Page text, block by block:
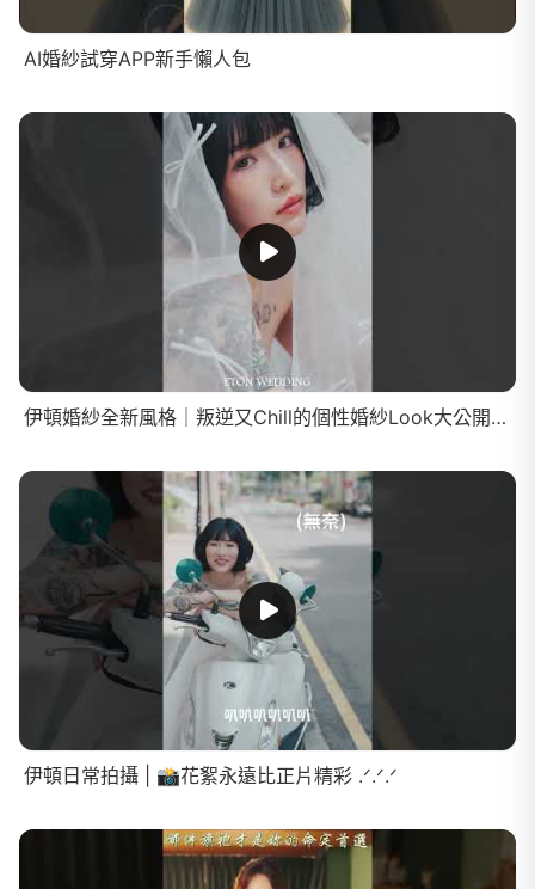
AI婚紗試穿APP新手懶人包
伊頓婚紗全新風格｜叛逆又Chill的個性婚紗Look大公開！feat.蛋娘
伊頓日常拍攝 | 📸花絮永遠比正片精彩 .ᐟ.ᐟ.ᐟ